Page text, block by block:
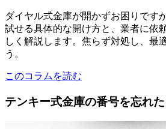
ダイヤル式金庫が開かずお困りです
試せる具体的な開け方と、業者に依
しく解説します。焦らず対処し、最
う。
このコラムを読む
テンキー式金庫の番号を忘れ